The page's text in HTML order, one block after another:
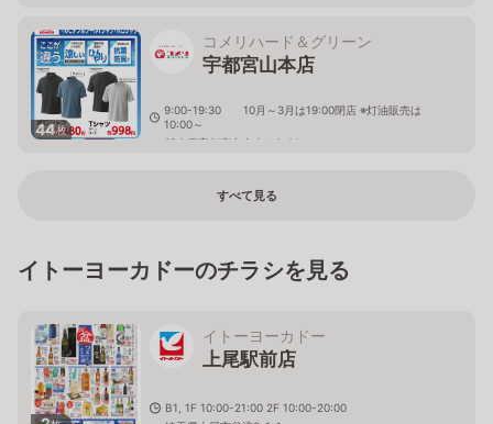
44枚
コメリハード＆グリーン
宇都宮山本店
9:00-19:30 10月～3月は19:00閉店 ※灯油販売は
10:00～
栃木県宇都宮市山本1-3-28
すべて見る
イトーヨーカドーのチラシを見る
イトーヨーカドー
上尾駅前店
B1, 1F 10:00-21:00 2F 10:00-20:00